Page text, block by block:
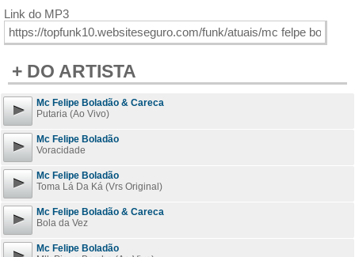
Link do MP3
+ DO ARTISTA
Mc Felipe Boladão & Careca
Putaria (Ao Vivo)
Mc Felipe Boladão
Voracidade
Mc Felipe Boladão
Toma Lá Da Ká (Vrs Original)
Mc Felipe Boladão & Careca
Bola da Vez
Mc Felipe Boladão